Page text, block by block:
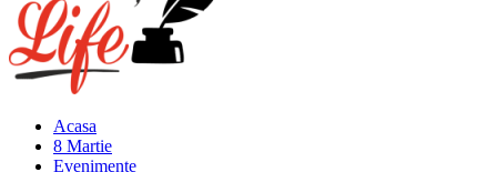
Acasa
8 Martie
Evenimente